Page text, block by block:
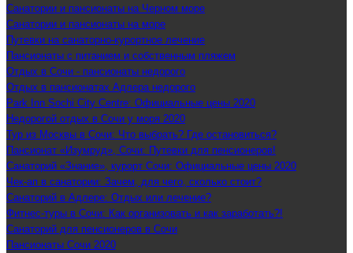
Санатории и пансионаты на Черном море
Санатории и пансионаты на море
Путевки на санаторно-курортное лечение
Пансионаты с питанием и собственным пляжем
Отдых в Сочи - пансионаты недорого
Отдых в пансионатах Адлера недорого
Park Inn Sochi City Centre: Официальные цены 2020
Недорогой отдых в Сочи у моря 2020
Тур из Москвы в Сочи: Что выбрать? Где остановиться?
Пансионат «Изумруд», Сочи: Путевки для пенсионеров!
Санаторий «Знание», курорт Сочи: Официальные цены 2020
Чек-ап в санатории: Зачем, для чего, сколько стоит?
Санаторий в Адлере: Отдых или лечение?
Фитнес-туры в Сочи: Как организовать и как заработать?!
Санаторий для пенсионеров в Сочи
Пансионаты Сочи 2020